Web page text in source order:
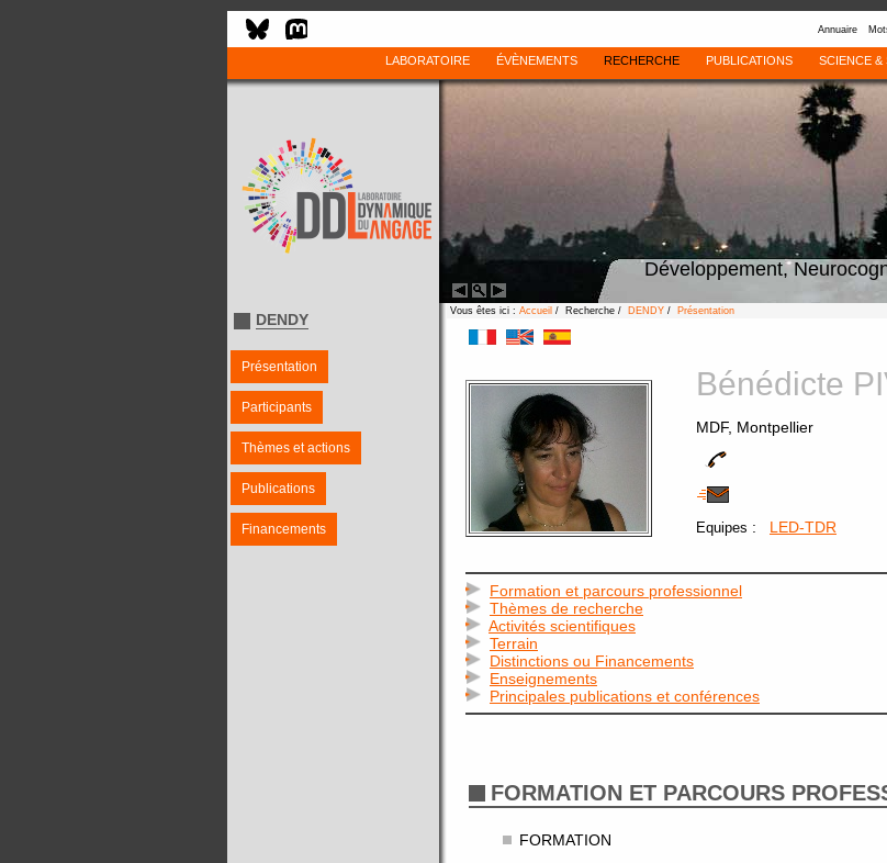
Annuaire
LABORATOIRE ÉVÈNEMENTS RECHERCHE PUBLICATIONS SCIENCE &
Développement,
DENDY
Présentation
Participants
Thèmes et actions
Publications
Financements
Vous êtes ici : Accueil / Recherche / DENDY / Présentation
Bénédicte
MDF, Montpellier
Equipes : LED-TDR
Formation et parcours professionnel
Thèmes de recherche
Activités scientifiques
Terrain
Distinctions ou Financements
Enseignements
Principales publications et conférences
FORMATION ET PARCOURS
FORMATION